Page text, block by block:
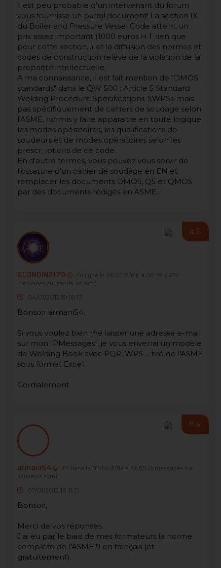
il est peu probable q'un intervenant du forum
vous fournisse un pareil document! La section IX
du Boiler and Pressure Vessel Code atteint un
prix assez important (1000 euros H.T rien que
pour cette section...) et la diffusion des normes et
codes de construction relève de la violation de la
propriété intellectuelle.
A ma connaissance, il est fait mention de "DMOS
standards" dans le QW 500 : Article 5 Standard
Welding Procedure Specifications-SWPSs-mais
pas spécifiquement de cahiers de soudage selon
l'ASME, hormis y faire apparaitre en toute logique
les modes opératoires, les qualifications de
soudeurs et de modes opératoires selon les
prescr_iptions de ce code.
En d'autre termes, vous pouvez vous servir de
l'ossature d'un cahier de soudage en EN et
remplacer les documents DMOS, QS et QMOS
par des documents rédigés en ASME...
#3
BLONDIN2170 En ligne le 26/05/2026 à 06:59
(1224
messages sur soudeurs.com)
04/01/2012 19:18:13
Bonsoir armani54,
Si vous voulez bien me laisser une adresse e-mail
sur mon "PMessages", je vous enverrai un modèle
de Welding Book avec PQR, WPS ... tiré de l'ASME
sous format Excel.
Cordialement.
#4
armani54 En ligne le 05/04/2012 à 22:05
(4 messages sur
soudeurs.com)
07/01/2012 18:11:21
Bonsoir,
Merci de vos réponses.
J'ai eu par le biais de mes formateurs la norme
complète de l'ASME 9 en français (et
gratuitement).